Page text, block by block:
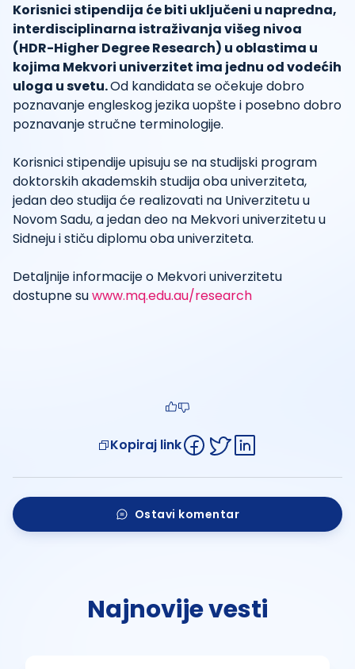
Korisnici stipendija će biti uključeni u napredna,
interdisciplinarna istraživanja višeg nivoa
(HDR-Higher Degree Research) u oblastima u
kojima Mekvori univerzitet ima jednu od vodećih
uloga u svetu.Od kandidata se očekuje dobro
poznavanje engleskog jezika uopšte i posebno dobro
poznavanje stručne terminologije.
Korisnici stipendije upisuju se na studijski program
doktorskih akademskih studija oba univerziteta,
jedan deo studija će realizovati na Univerzitetu u
Novom Sadu, a jedan deo na Mekvori univerzitetu u
Sidneju i stiču diplomu oba univerziteta.
Detaljnije informacije o Mekvori univerzitetu
dostupne suwww.mq.edu.au/research
Kopiraj link
Ostavi komentar
Najnovije vesti